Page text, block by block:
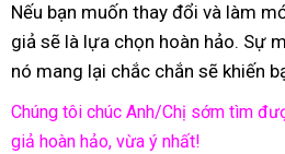
Nếu bạn muốn thay đổi và làm
giả sẽ là lựa chọn hoàn hảo. Sự
nó mang lại chắc chắn sẽ khiến
Chúng tôi chúc Anh/Chị sớm tìm
giả hoàn hảo, vừa ý nhất!